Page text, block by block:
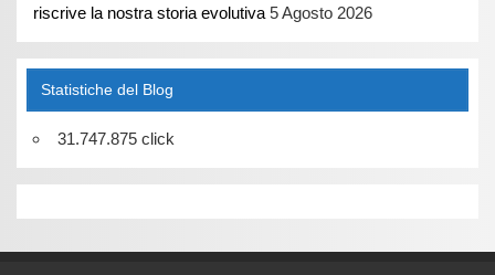
riscrive la nostra storia evolutiva 5 Agosto 2026
Statistiche del Blog
31.747.875 click